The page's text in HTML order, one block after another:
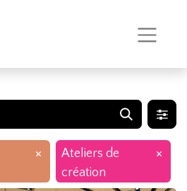
×
Ateliers de
création
×